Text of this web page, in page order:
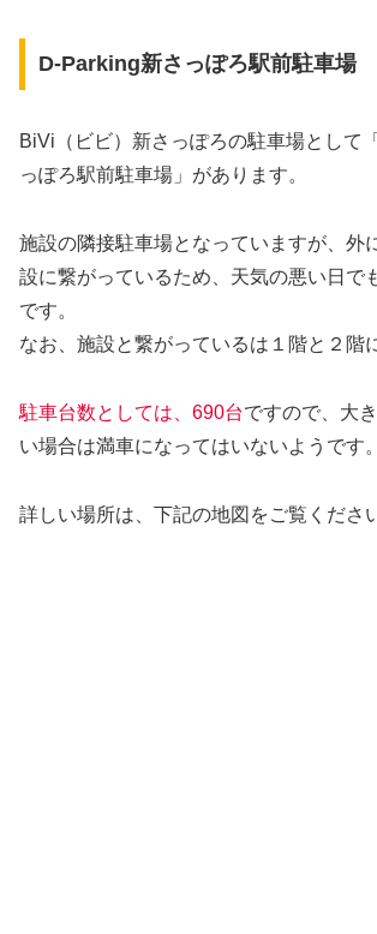
D-Parking新さっぽろ駅前駐車場
BiVi（ビビ）新さっぽろの駐車場として
っぽろ駅前駐車場」があります。
施設の隣接駐車場となっていますが、外
設に繋がっているため、天気の悪い日で
です。
なお、施設と繋がっているは１階と２階
駐車台数としては、690台ですので、大
い場合は満車になってはいないようです。
詳しい場所は、下記の地図をご覧くださ